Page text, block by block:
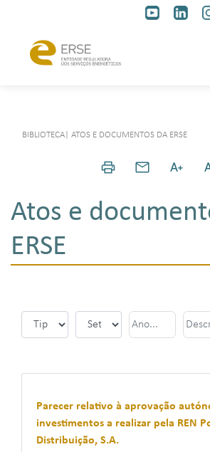
BIBLIOTECA ATOS E DOCUMENTOS DA ERSE
Atos e
ERSE
Parecer relativo à aprovação
investimentos a realizar pela REN
Distribuição, S.A.